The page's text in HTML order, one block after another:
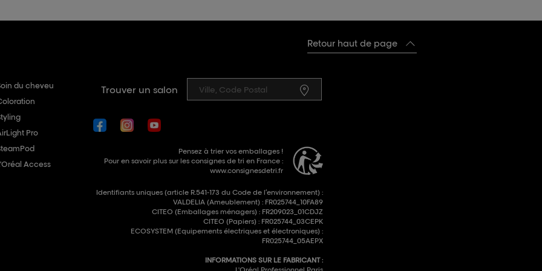
du cheveu
Pro
Access
Trouver un salon
Pensez à trier vos emballages !
Pour en savoir plus sur les consignes de tri en France :
www.consignesdetri.fr
Identifiants uniques (article R.541-173 du Code de l’environnement) :
VALDELIA (Ameublement) : FR025744_10FA89
CITEO (Emballages ménagers) : FR209023_01CDJZ
CITEO (Papiers) : FR025744_03CEPK
ECOSYSTEM (Equipements électriques et électroniques) :
FR025744_05AEPX
INFORMATIONS SUR LE FABRICANT :
Retour haut de page